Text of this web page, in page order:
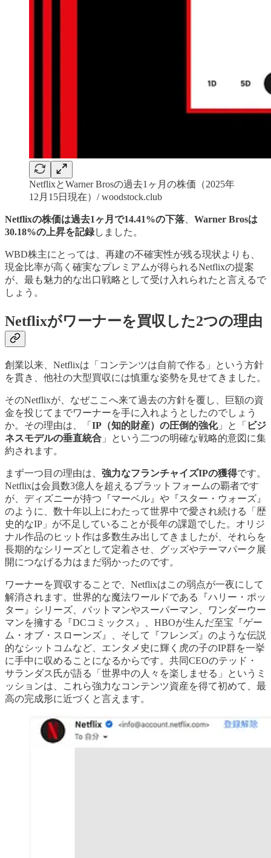
NetflixとWarner Brosの過去1ヶ月の株価（2025年
12月15日現在）/ woodstock.club
Netflixの株価は過去1ヶ月で14.41%の下落
Warner Brosは
30.18%の上昇を記録しました。
WBD株主にとっては、再建の不確実性が残る現状よりも、
現金比率が高く確実なプレミアムが得られるNetflixの提案
が、最も魅力的な出口戦略として受け入れられたと言えるで
しょう。
Netflixがワーナーを買収した2つの理由
創業以来、Netflixは「コンテンツは自前で作る」という方針
を貫き、他社の大型買収には慎重な姿勢を見せてきました。
そのNetflixが、なぜここへ来て過去の方針を覆し、巨額の資
金を投じてまでワーナーを手に入れようとしたのでしょう
か。その理由は、「 IP（知的財産）の圧倒的強化」と「 ビジ
ネスモデルの垂直統合 」という二つの明確な戦略的意図に集
約されます。
まず一つ目の理由は、 強力なフランチャイズIPの獲得です。
Netflixは会員数3億人を超えるプラットフォームの覇者です
が、ディズニーが持つ『マーベル』や『スター・ウォーズ』
のように、数十年以上にわたって世界中で愛され続ける「歴
史的なIP」が不足していることが長年の課題でした。オリジ
ナル作品のヒット作は多数生み出してきましたが、それらを
長期的なシリーズとして定着させ、グッズやテーマパーク展
開につなげる力はまだ弱かったのです。
ワーナーを買収することで、Netflixはこの弱点が一夜にして
解消されます。世界的な魔法ワールドである『ハリー・ポッ
ター』シリーズ、バットマンやスーパーマン、ワンダーウー
マンを擁する『DCコミックス』、HBOが生んだ至宝『ゲー
ム・オブ・スローンズ』、そして『フレンズ』のような伝説
的なシットコムなど、エンタメ史に輝く虎の子のIP群を一挙
に手中に収めることになるからです。共同CEOのテッド・
サランダス氏が語る「世界中の人々を楽しませる」というミ
ッションは、これら強力なコンテンツ資産を得て初めて、最
高の完成形に近づくと言えます。